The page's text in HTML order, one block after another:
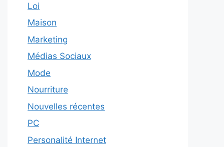
Loi
Maison
Marketing
Médias Sociaux
Mode
Nourriture
Nouvelles récentes
PC
Personalité Internet